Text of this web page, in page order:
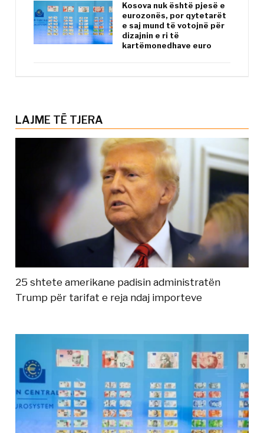
Kosova nuk është pjesë e
eurozonës, por qytetarët
e saj mund të votojnë për
dizajnin e ri të
kartëmonedhave euro
LAJME TË TJERA
25 shtete amerikane padisin administratën
Trump për tarifat e reja ndaj importeve